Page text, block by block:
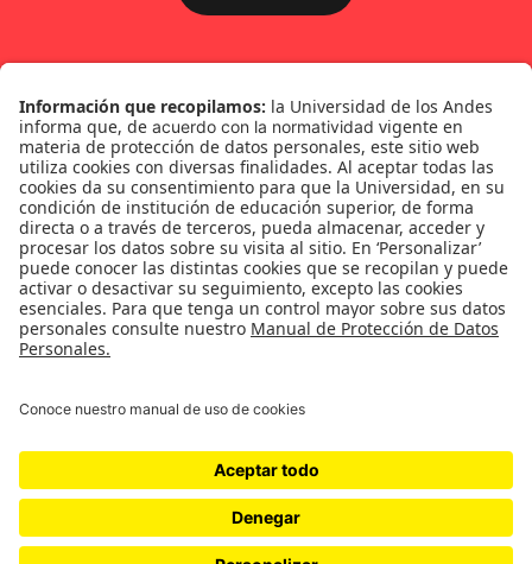
Género
Política
Cultura
Medio ambiente
Medios y periodismo
Ciudad
¿Quiénes somos?